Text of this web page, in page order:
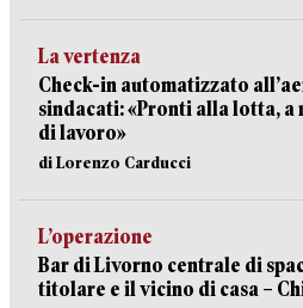
La vertenza
Check-in automatizzato
sindacati: «Pronti alla lotta,
di lavoro»
di Lorenzo Carducci
L’operazione
Bar di Livorno centrale di
titolare e il vicino di casa –